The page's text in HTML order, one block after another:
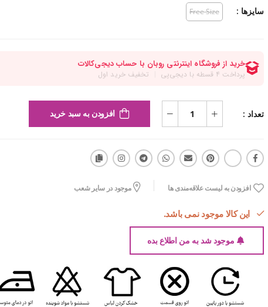
سایزها : Free Size
تعداد : افزودن به سبد خرید
افزودن به لیست علاقه‌مندی ها موجود در سایر شعب
این کالا موجود نمی باشد.
موجود شد به من اطلاع بده